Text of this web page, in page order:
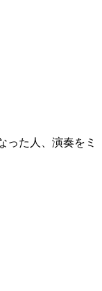
った人、演奏をミ